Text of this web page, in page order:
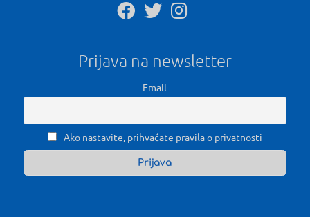
Prijava na newsletter
Email
Ako nastavite, prihvaćate pravila o privatnosti